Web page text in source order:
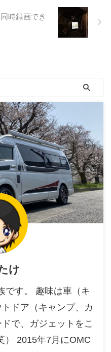
時録画でき
け
です。 趣味は車（キ
ドア（キャンプ、カ
で、ガジェットをこ
） 2015年7月にOMC